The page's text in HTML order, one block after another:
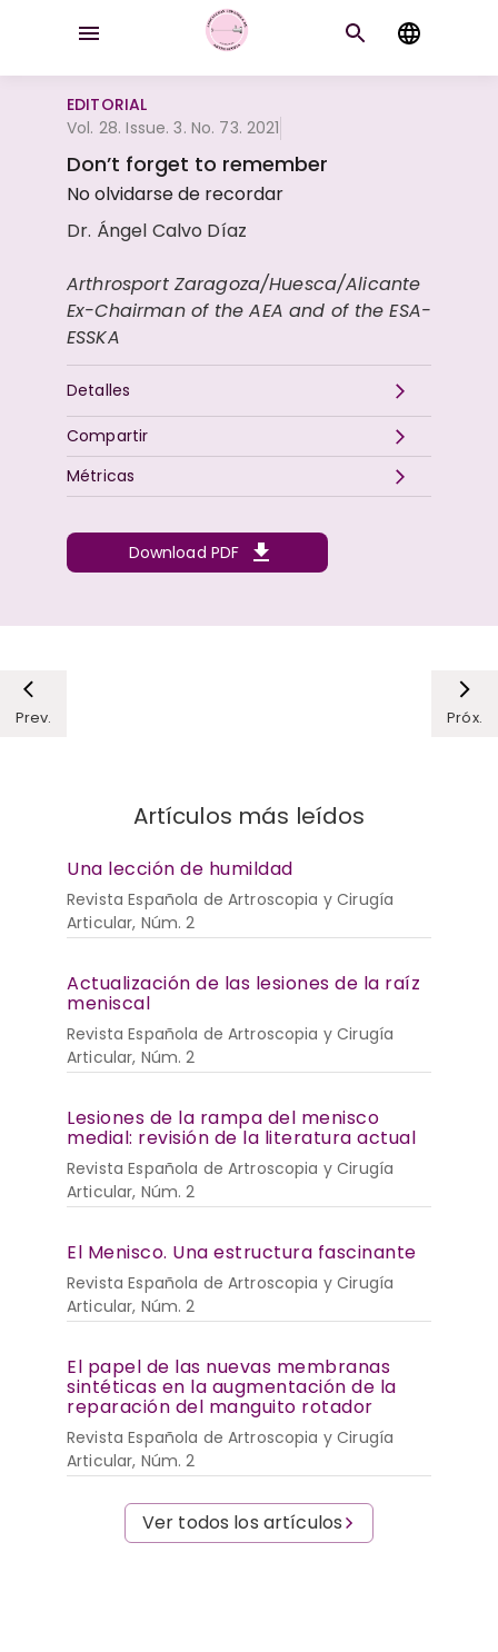
EDITORIAL
Vol. 28. Issue. 3. No. 73. 2021
Don’t forget to remember
No olvidarse de recordar
Dr. Ángel Calvo Díaz
Arthrosport Zaragoza/Huesca/Alicante
Ex-Chairman of the AEA and of the ESA-
ESSKA
Detalles
Download PDF
Métricas
Compartir
Prev. Próx.
Artículos más leídos
Una lección de humildad
Revista Española de Artroscopia y Cirugía
Articular, Núm. 2
Actualización de las lesiones de la raíz
meniscal
Revista Española de Artroscopia y Cirugía
Articular, Núm. 2
Lesiones de la rampa del menisco
medial: revisión de la literatura actual
Revista Española de Artroscopia y Cirugía
Articular, Núm. 2
El Menisco. Una estructura fascinante
Revista Española de Artroscopia y Cirugía
Articular, Núm. 2
El papel de las nuevas membranas
sintéticas en la augmentación de la
reparación del manguito rotador
Revista Española de Artroscopia y Cirugía
Articular, Núm. 2
Ver todos los artículos